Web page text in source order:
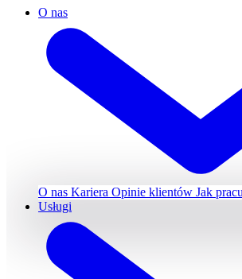
O nas
O nas Kariera Opinie klientów Jak
Usługi